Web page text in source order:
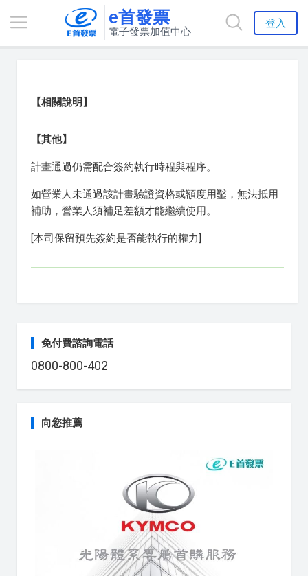
e首發票
電子發票加值中心
登入
【相關說明】
【其他】
計畫通過仍需配合簽約執行時程與程序。
如營業人未通過該計畫驗證資格或額度用鑿，無法抵用
補助，營業人須補足差額才能繼續使用。
[本司保留預先簽約是否能執行的權力]
免付費諮詢電話
0800-800-402
向您推薦